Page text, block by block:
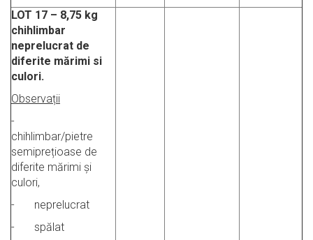
LOT 17 – 8,75 kg
chihlimbar
neprelucrat de
diferite mărimi si
culori.
Observații
-
chihlimbar/pietre
semiprețioase de
diferite mărimi și
culori,
- neprelucrat
- spălat